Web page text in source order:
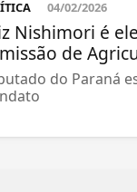
04/02/2026
Nishimori é
de
do Paraná